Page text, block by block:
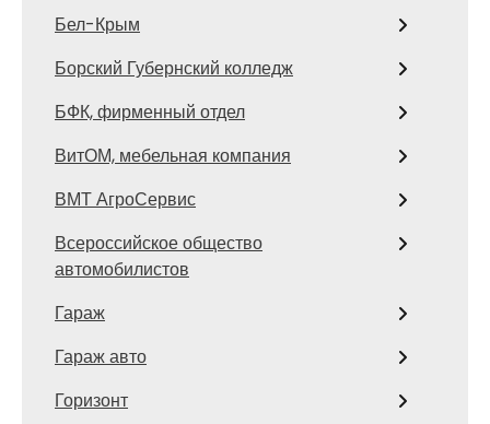
Бел-Крым
Борский Губернский колледж
БФК, фирменный отдел
ВитОМ, мебельная компания
ВМТ АгроСервис
Всероссийское общество
автомобилистов
Гараж
Гараж авто
Горизонт